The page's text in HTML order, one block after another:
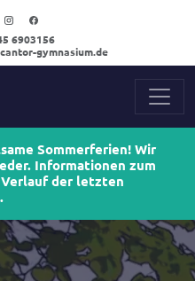
6903156
cantor-gymnasium.de
Sommerferien! Wir
Informationen zum
der letzten